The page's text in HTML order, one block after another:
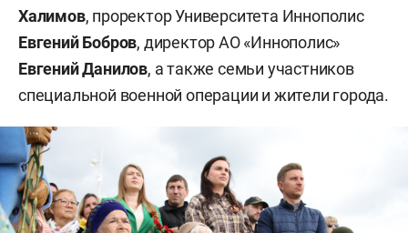
Халимов, проректор Университета Иннополис
Евгений Бобров, директор АО «Иннополис»
Евгений Данилов, а также семьи участников
специальной военной операции и жители города.